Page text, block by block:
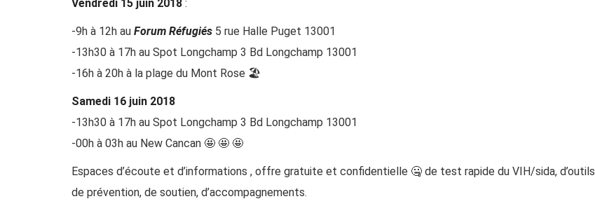
Vendredi 15 juin 2018 :
-9h à 12h au Forum Réfugiés 5 rue Halle Puget 13001
-13h30 à 17h au Spot Longchamp 3 Bd Longchamp 13001
-16h à 20h à la plage du Mont Rose 🏖️
Samedi 16 juin 2018
-13h30 à 17h au Spot Longchamp 3 Bd Longchamp 13001
-00h à 03h au New Cancan 🤩 🤩 🤩
Espaces d’écoute et d’informations , offre gratuite et confidentielle 🤐 de test rapide du VIH/sida, d’outils
de prévention, de soutien, d’accompagnements.